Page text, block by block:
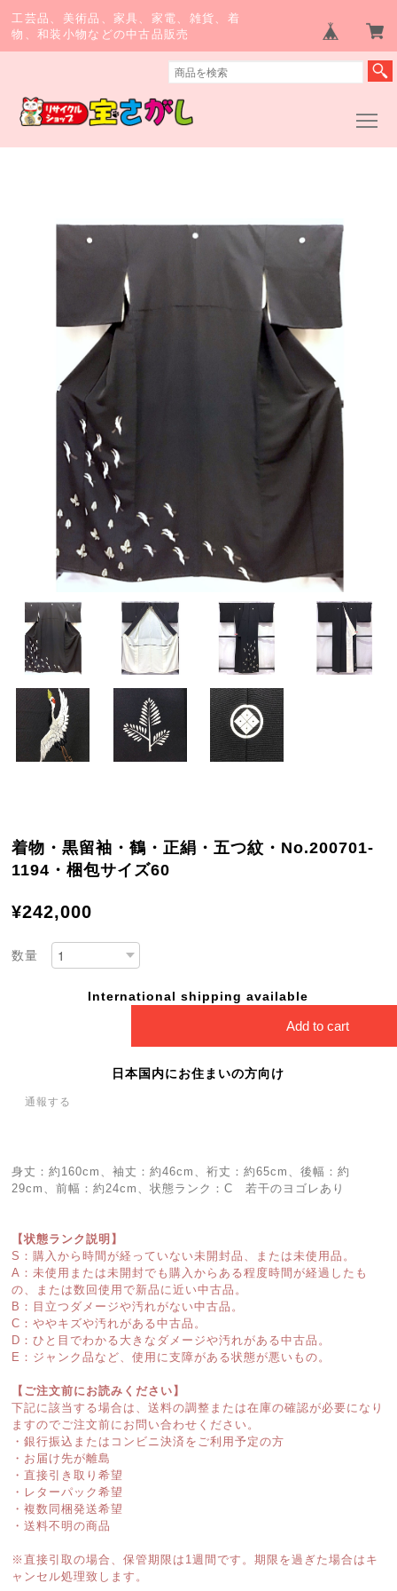
工芸品、美術品、家具、家電、雑貨、着
物、和装小物などの中古品販売
着物・黒留袖・鶴・正絹・五つ紋・No.200701-
1194・梱包サイズ60
¥242,000
数量
International shipping available
Add to cart
日本国内にお住まいの方向け
通報する
身丈：約160cm、袖丈：約46cm、裄丈：約65cm、後幅：約
29cm、前幅：約24cm、状態ランク：C 若干のヨゴレあり
【状態ランク説明】
S：購入から時間が経っていない未開封品、または未使用品。
A：未使用または未開封でも購入からある程度時間が経過したも
の、または数回使用で新品に近い中古品。
B：目立つダメージや汚れがない中古品。
C：ややキズや汚れがある中古品。
D：ひと目でわかる大きなダメージや汚れがある中古品。
E：ジャンク品など、使用に支障がある状態が悪いもの。
【ご注文前にお読みください】
下記に該当する場合は、送料の調整または在庫の確認が必要になり
ますのでご注文前にお問い合わせください。
・銀行振込またはコンビニ決済をご利用予定の方
・お届け先が離島
・直接引き取り希望
・レターパック希望
・複数同梱発送希望
・送料不明の商品
※直接引取の場合、保管期限は1週間です。期限を過ぎた場合はキ
ャンセル処理致します。